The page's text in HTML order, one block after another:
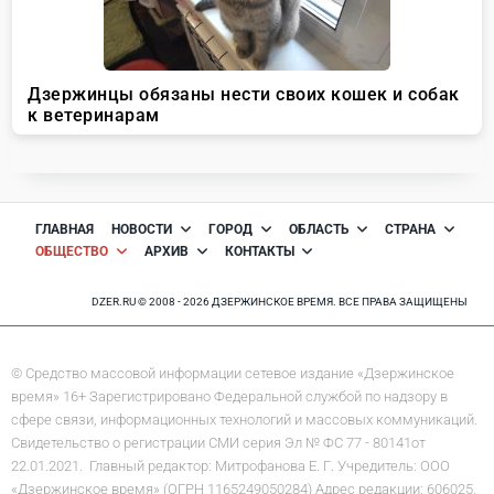
ГЛАВНАЯ НОВОСТИ ГОРОД ОБЛАСТЬ
СТРАНА
ОБЩЕСТВО
АРХИВ КОНТАКТЫ
DZER.RU © 2008 - 2026 ДЗЕРЖИНСКОЕ ВРЕМЯ. ВСЕ ПРАВА ЗАЩИЩЕНЫ
© Средство массовой информации сетевое издание «Дзержинское
время» 16+ Зарегистрировано Федеральной службой по надзору в
сфере связи, информационных технологий и массовых коммуникаций.
Свидетельство о регистрации СМИ серия Эл № ФС 77 - 80141от
22.01.2021. Главный редактор: Митрофанова Е. Г. Учредитель: ООО
«Дзержинское время» (ОГРН 1165249050284) Адрес редакции: 606025,